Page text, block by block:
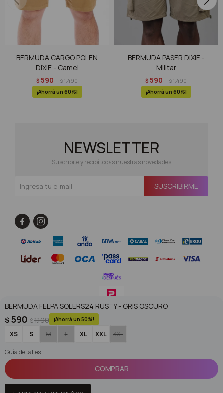
BERMUDA FELPA SOLERS24 RUSTY - GRIS OSCURO
$ 590 $1.190 50
XS S M L XL XXL 3XL
Guía de talles
COMPRAR
BERMUDA CARGO POLEN
DIXIE - Camel
$ 590 $1.490
60
BERMUDA PASER DIXIE -
Militar
$ 590 $1.490
60
NEWSLETTER
¡Suscribite y recibí todas nuestras novedades!
SUSCRIBIRME
 
© Copyright 2026 / Superoutlet / FORTER S.A Rut 213720560017